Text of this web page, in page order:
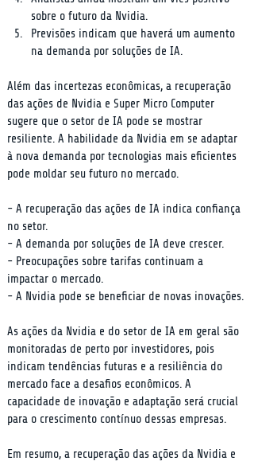
sobre o futuro da Nvidia.
Previsões indicam que haverá um aumento
na demanda por soluções de IA.
Além das incertezas econômicas, a recuperação
das ações de Nvidia e Super Micro Computer
sugere que o setor de IA pode se mostrar
resiliente. A habilidade da Nvidia em se adaptar
à nova demanda por tecnologias mais eficientes
pode moldar seu futuro no mercado.
- A recuperação das ações de IA indica confiança
no setor.
- A demanda por soluções de IA deve crescer.
- Preocupações sobre tarifas continuam a
impactar o mercado.
- A Nvidia pode se beneficiar de novas inovações.
As ações da Nvidia e do setor de IA em geral são
monitoradas de perto por investidores, pois
indicam tendências futuras e a resiliência do
mercado face a desafios econômicos. A
capacidade de inovação e adaptação será crucial
para o crescimento contínuo dessas empresas.
Em resumo, a recuperação das ações da Nvidia e